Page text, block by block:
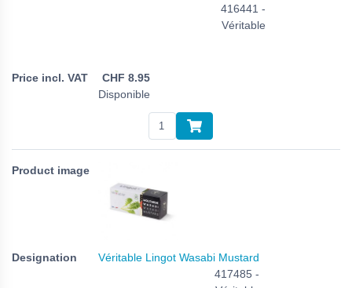
416441 -
Véritable
CHF 8.95
Disponible
Véritable Lingot Wasabi Mustard
417485 -